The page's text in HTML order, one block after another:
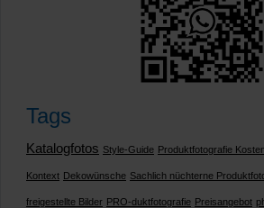
Tags
Katalogfotos Style-Guide Produktfotografie
Kontext Dekowünsche Sachlich nüchterne
freigestellte Bilder PRO-duktfotografie Preisangebot